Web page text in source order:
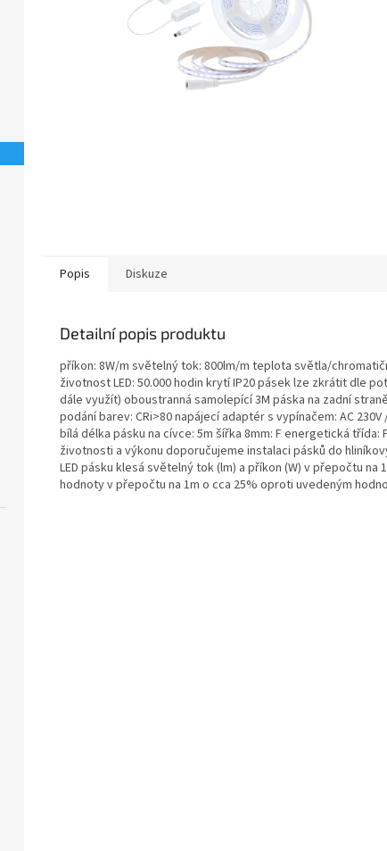
Popis Diskuze
Detailní popis produktu
příkon: 8W/m světelný tok: 800lm/m teplota světla/
životnost LED: 50.000 hodin krytí IP20 pásek lze zkrátit dle
dále využít) oboustranná samolepící 3M páska na zadní
podání barev: CRi>80 napájecí adaptér s vypínačem: AC 230V
bílá délka pásku na cívce: 5m šířka 8mm: F energetická třída:
životnosti a výkonu doporučujeme instalaci pásků do
LED pásku klesá světelný tok (lm) a příkon (W) v přepočtu na
hodnoty v přepočtu na 1m o cca 25% oproti uvedeným